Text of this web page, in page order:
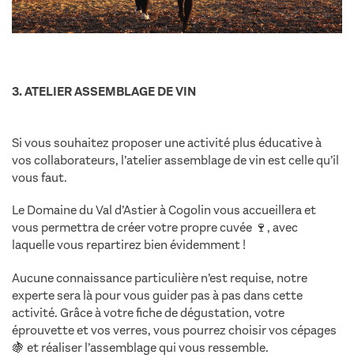
3. ATELIER ASSEMBLAGE DE VIN
Si vous souhaitez proposer une activité plus éducative à
vos collaborateurs, l’atelier assemblage de vin est celle qu’il
vous faut.
Le Domaine du Val d’Astier à Cogolin vous accueillera et
vous permettra de créer votre propre cuvée 🍷, avec
laquelle vous repartirez bien évidemment !
Aucune connaissance particulière n’est requise, notre
experte sera là pour vous guider pas à pas dans cette
activité. Grâce à votre fiche de dégustation, votre
éprouvette et vos verres, vous pourrez choisir vos cépages
🍇 et réaliser l’assemblage qui vous ressemble.